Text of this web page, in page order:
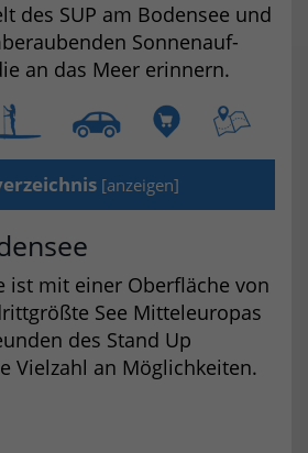
des SUP am Bodensee und
Sonnenauf-
an das Meer erinnern.
[anzeigen]
ist mit einer Oberfläche von
See Mitteleuropas
des Stand Up
Vielzahl an Möglichkeiten.